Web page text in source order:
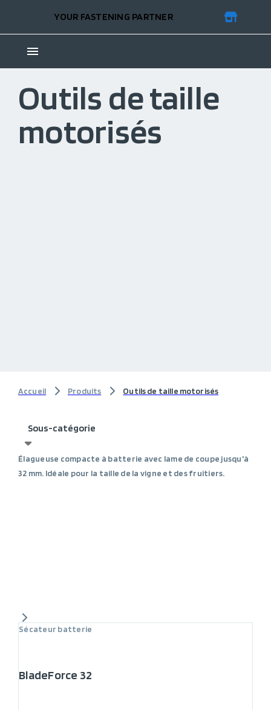
YOUR FASTENING PARTNER
Outils de taille
motorisés
Accueil Produits Outils de taille motorisés
Sous-catégorie
Élagueuse compacte à batterie avec lame de coupe jusqu'à
32 mm. Idéale pour la taille de la vigne et des fruitiers.
Sécateur batterie
BladeForce 32